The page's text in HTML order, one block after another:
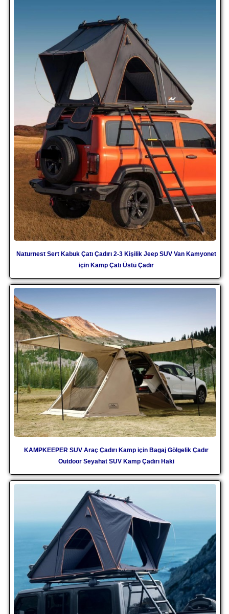
Naturnest Sert Kabuk Çatı Çadırı 2-3 Kişilik Jeep SUV Van Kamyonet
için Kamp Çatı Üstü Çadır
KAMPKEEPER SUV Araç Çadırı Kamp için Bagaj Gölgelik Çadır
Outdoor Seyahat SUV Kamp Çadırı Haki